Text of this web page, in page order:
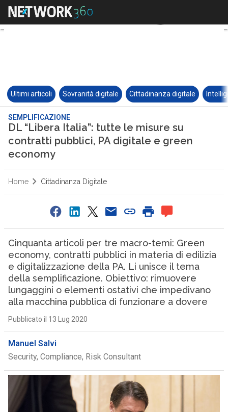
Ultimi articoli Sovranità digitale Cittadinanza digitale
SEMPLIFICAZIONE
DL “Libera Italia”: tutte le misure su
contratti pubblici, PA digitale e green
economy
Home Cittadinanza Digitale
Cinquanta articoli per tre macro-temi: Green
economy, contratti pubblici in materia di edilizia
e digitalizzazione della PA. Li unisce il tema
della semplificazione. Obiettivo: rimuovere
lungaggini o elementi ostativi che impedivano
alla macchina pubblica di funzionare a dovere
Pubblicato il 13 Lug 2020
Manuel Salvi
Security, Compliance, Risk Consultant